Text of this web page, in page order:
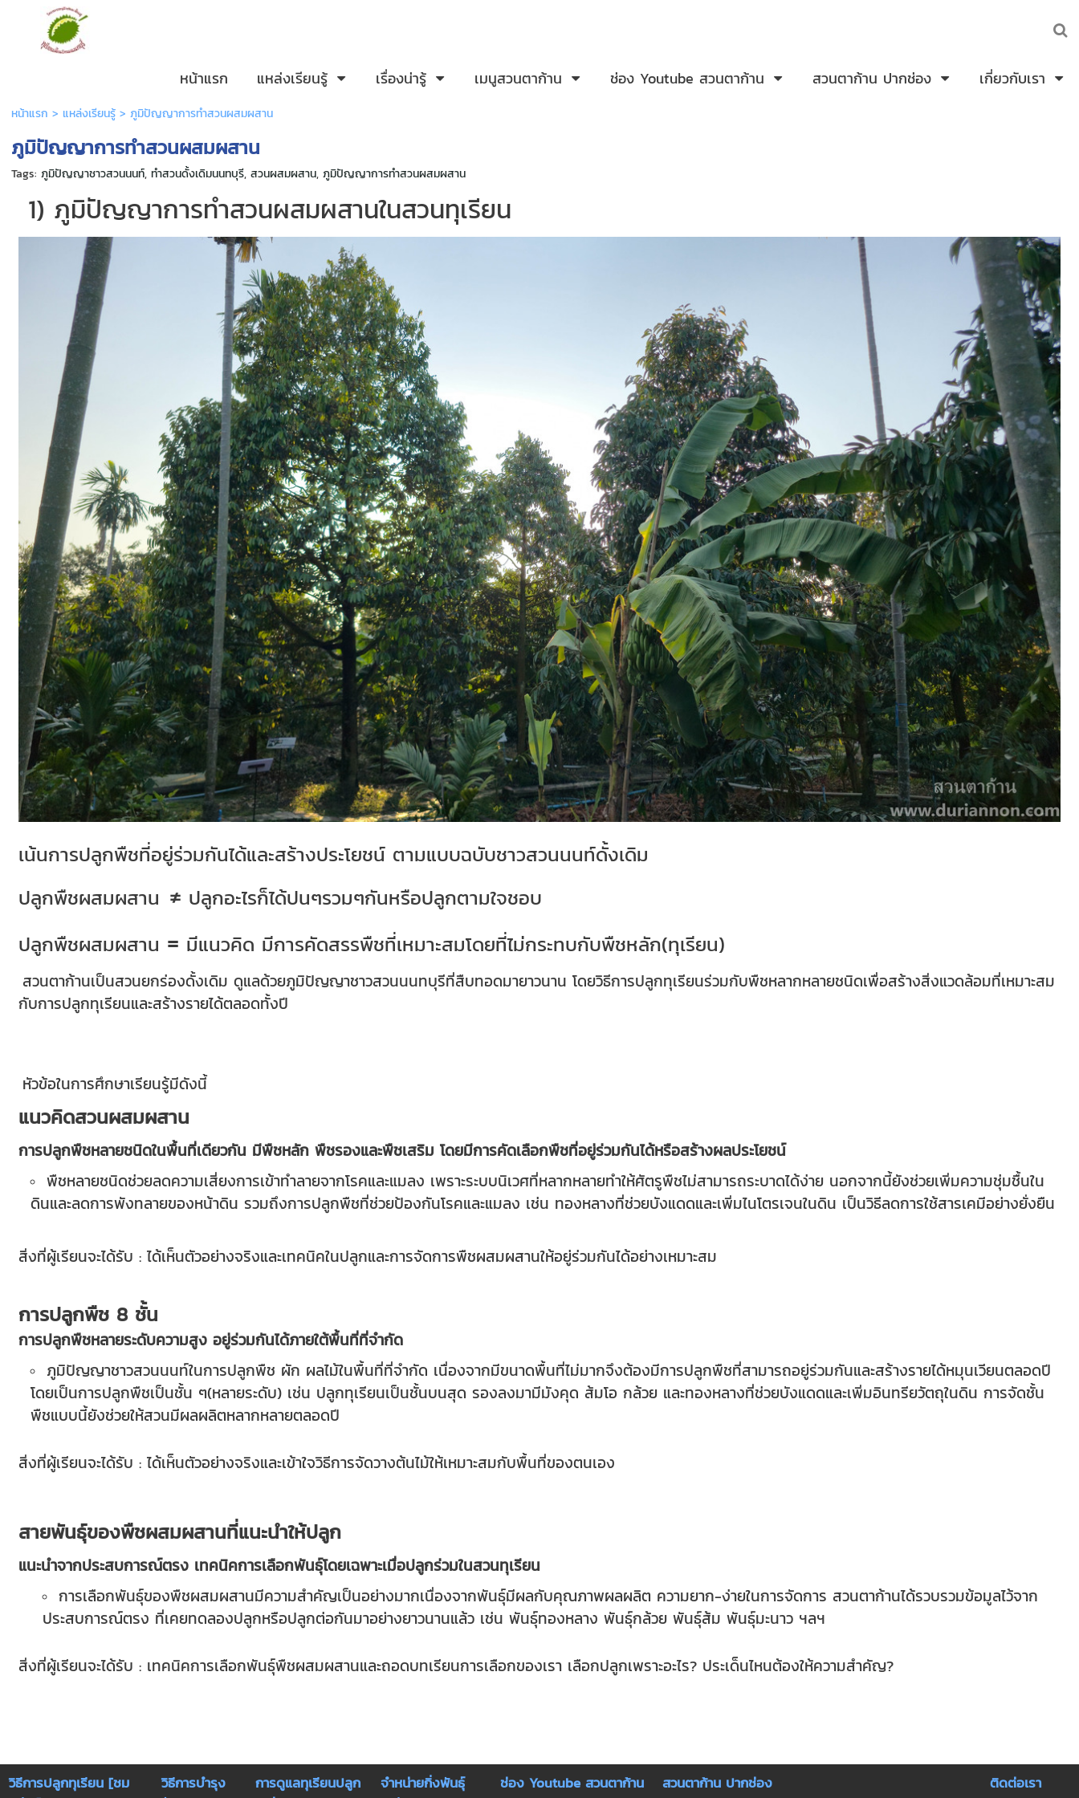
หน้าแรก แหล่งเรียนรู้ เรื่องน่ารู้ เมนูสวนตาก้าน ช่อง Youtube สวนตาก้าน สวนตาก้าน ปากช่อง เกี่ยวกับเรา
หน้าแรก > แหล่งเรียนรู้> ภูมิปัญญาการทำสวนผสมผสาน
ภูมิปัญญาการทำสวนผสมผสาน
Tags: ภูมิปัญญาชาวสวนนนท์, ทำสวนดั้งเดิมนนทบุรี, สวนผสมผสาน, ภูมิปัญญาการทำสวนผสมผสาน
1) ภูมิปัญญาการทำสวนผสมผสานในสวนทุเรียน
เน้นการปลูกพืชที่อยู่ร่วมกันได้และสร้างประโยชน์ ตามแบบฉบับชาวสวนนนท์ดั้งเดิม
ปลูกพืชผสมผสาน ≠ ปลูกอะไรก็ได้ปนๆรวมๆกันหรือปลูกตามใจชอบ
ปลูกพืชผสมผสาน = มีแนวคิด มีการคัดสรรพืชที่เหมาะสมโดยที่ไม่กระทบกับพืชหลัก(ทุเรียน)
สวนตาก้านเป็นสวนยกร่องดั้งเดิม ดูแลด้วยภูมิปัญญาชาวสวนนนทบุรีที่สืบทอดมายาวนาน โดยวิธีการปลูกทุเรียนร่วมกับพืชหลากหลายชนิดเพื่อสร้างสิ่งแวดล้อมที่เหมาะสม
กับการปลูกทุเรียนและสร้างรายได้ตลอดทั้งปี
หัวข้อในการศึกษาเรียนรู้มีดังนี้
แนวคิดสวนผสมผสาน
การปลูกพืชหลายชนิดในพื้นที่เดียวกัน มีพืชหลัก พืชรองและพืชเสริม โดยมีการคัดเลือกพืชที่อยู่ร่วมกันได้หรือสร้างผลประโยชน์
พืชหลายชนิดช่วยลดความเสี่ยงการเข้าทำลายจากโรคและแมลง เพราะระบบนิเวศที่หลากหลายทำให้ศัตรูพืชไม่สามารถระบาดได้ง่าย นอกจากนี้ยังช่วยเพิ่มความชุ่มชื้นใน
ดินและลดการพังทลายของหน้าดิน รวมถึงการปลูกพืชที่ช่วยป้องกันโรคและแมลง เช่น ทองหลางที่ช่วยบังแดดและเพิ่มไนโตรเจนในดิน เป็นวิธีลดการใช้สารเคมีอย่างยั่งยืน
สิ่งที่ผู้เรียนจะได้รับ : ได้เห็นตัวอย่างจริงและเทคนิคในปลูกและการจัดการพืชผสมผสานให้อยู่ร่วมกันได้อย่างเหมาะสม
การปลูกพืช 8 ชั้น
การปลูกพืชหลายระดับความสูง อยู่ร่วมกันได้ภายใต้พื้นที่ที่จำกัด
ภูมิปัญญาชาวสวนนนท์ในการปลูกพืช ผัก ผลไม้ในพื้นที่ที่จำกัด เนื่องจากมีขนาดพื้นที่ไม่มากจึงต้องมีการปลูกพืชที่สามารถอยู่ร่วมกันและสร้างรายได้หมุนเวียนตลอดปี
โดยเป็นการปลูกพืชเป็นชั้น ๆ(หลายระดับ) เช่น ปลูกทุเรียนเป็นชั้นบนสุด รองลงมามีมังคุด ส้มโอ กล้วย และทองหลางที่ช่วยบังแดดและเพิ่มอินทรียวัตถุในดิน การจัดชั้น
พืชแบบนี้ยังช่วยให้สวนมีผลผลิตหลากหลายตลอดปี
สิ่งที่ผู้เรียนจะได้รับ : ได้เห็นตัวอย่างจริงและเข้าใจวิธีการจัดวางต้นไม้ให้เหมาะสมกับพื้นที่ของตนเอง
สายพันธุ์ของพืชผสมผสานที่แนะนำให้ปลูก
แนะนำจากประสบการณ์ตรง เทคนิคการเลือกพันธุ์โดยเฉพาะเมื่อปลูกร่วมในสวนทุเรียน
การเลือกพันธุ์ของพืชผสมผสานมีความสำคัญเป็นอย่างมากเนื่องจากพันธุ์มีผลกับคุณภาพผลผลิต ความยาก-ง่ายในการจัดการ สวนตาก้านได้รวบรวมข้อมูลไว้จาก
ประสบการณ์ตรง ที่เคยทดลองปลูกหรือปลูกต่อกันมาอย่างยาวนานแล้ว เช่น พันธุ์ทองหลาง พันธุ์กล้วย พันธุ์ส้ม พันธุ์มะนาว ฯลฯ
สิ่งที่ผู้เรียนจะได้รับ : เทคนิคการเลือกพันธุ์พืชผสมผสานและถอดบทเรียนการเลือกของเรา เลือกปลูกเพราะอะไร? ประเด็นไหนต้องให้ความสำคัญ?
วิธีการปลูกทุเรียน [ชม
วิธีการบำรุง
การดูแลทุเรียนปลูก
จำหน่ายกิ่งพันธุ์
ช่อง Youtube สวนตาก้าน สวนตาก้าน ปากช่อง ติดต่อเรา